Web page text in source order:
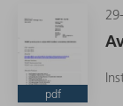
pdf